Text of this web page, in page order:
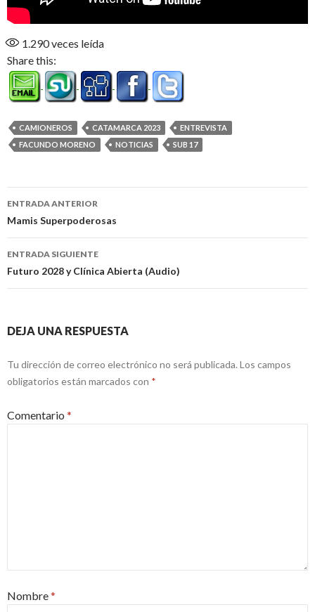
1.290veces leída
Share this:
CAMIONEROS CATAMARCA 2023
ENTREVISTA
FACUNDO MORENO
NOTICIAS SUB 17
Navegación
de
entradas
ENTRADA ANTERIOR
Mamis Superpoderosas
ENTRADA SIGUIENTE
Futuro 2028 y Clínica Abierta (Audio)
DEJA UNA RESPUESTA
Tu dirección de correo electrónico no será publicada. Los campos
obligatorios están marcados con *
Comentario *
Nombre*